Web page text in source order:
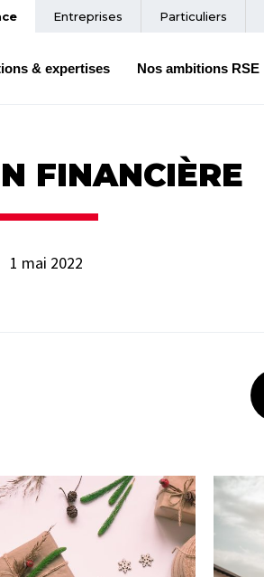
Entreprises Particuliers
& expertises Nos ambitions RSE
FINANCIÈRE
1 mai 2022